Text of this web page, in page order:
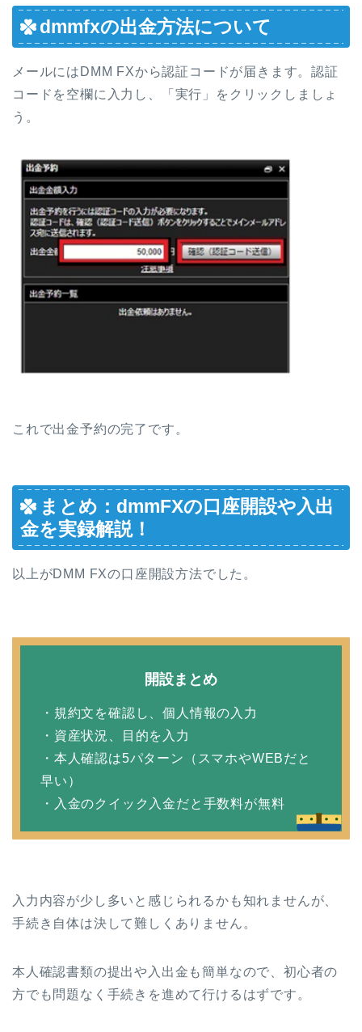
dmmfxの出金方法について
メールにはDMM FXから認証コードが届きます。認証
コードを空欄に入力し、「実行」をクリックしましょ
う。
これで出金予約の完了です。
まとめ：dmmFXの口座開設や入出
金を実録解説！
以上がDMM FXの口座開設方法でした。
開設まとめ
・規約文を確認し、個人情報の入力
・資産状況、目的を入力
・本人確認は5パターン（スマホやWEBだと
早い）
・入金のクイック入金だと手数料が無料
入力内容が少し多いと感じられるかも知れませんが、
手続き自体は決して難しくありません。
本人確認書類の提出や入出金も簡単なので、初心者の
方でも問題なく手続きを進めて行けるはずです。